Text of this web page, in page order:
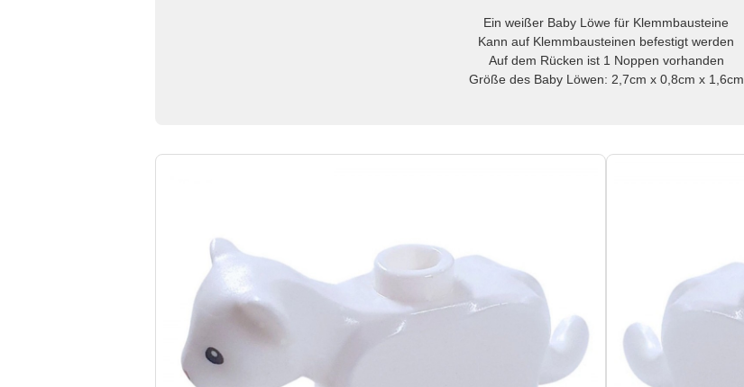
Ein weißer Baby Löwe für Klemmbausteine
Kann auf Klemmbausteinen befestigt werden
Auf dem Rücken ist 1 Noppen vorhanden
Größe des Baby Löwen: 2,7cm x 0,8cm x 1,6cm